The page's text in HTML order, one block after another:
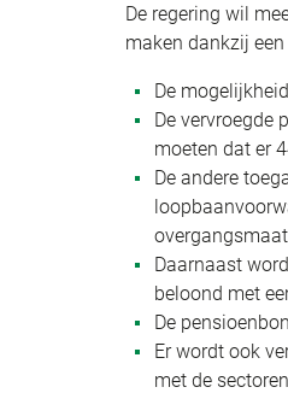
De regering wil
maken dankzij
De
De vervroegde
moeten dat er
De andere
Daarnaast
beloond met
De
Er wordt ook
met de